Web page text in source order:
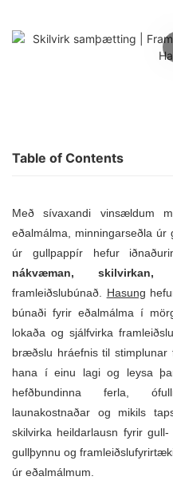
Table of Contents
Með sívaxandi vinsældum
eðalmálma, minningarseðla
úr gullpappír hefur
nákvæman, skilvirkan,
framleiðslubúnað. Hasung
búnaði fyrir eðalmálma í
lokaða og sjálfvirka
bræðslu hráefnis til
hana í einu lagi og leysa
hefðbundinna ferla,
launakostnaðar og mikils
skilvirka heildarlausn fyrir
gullþynnu og
úr eðalmálmum.